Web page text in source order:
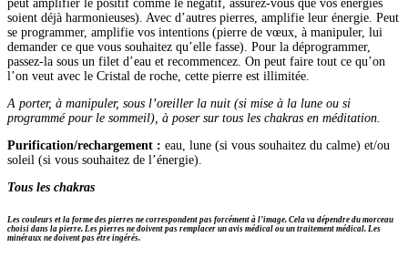
peut amplifier le positif comme le négatif, assurez-vous que vos énergies
soient déjà harmonieuses). Avec d’autres pierres, amplifie leur énergie. Peut
se programmer, amplifie vos intentions (pierre de vœux, à manipuler, lui
demander ce que vous souhaitez qu’elle fasse). Pour la déprogrammer,
passez-la sous un filet d’eau et recommencez. On peut faire tout ce qu’on
l’on veut avec le Cristal de roche, cette pierre est illimitée.
A porter, à manipuler, sous l’oreiller la nuit (si mise à la lune ou si
programmé pour le sommeil), à poser sur tous les chakras en méditation.
Purification/rechargement : eau, lune (si vous souhaitez du calme) et/ou
soleil (si vous souhaitez de l’énergie).
Tous les chakras
Les couleurs et la forme des pierres ne correspondent pas forcément à l’image. Cela va dépendre du morceau
choisi dans la pierre. Les pierres ne doivent pas remplacer un avis médical ou un traitement médical. Les
minéraux ne doivent pas être ingérés.